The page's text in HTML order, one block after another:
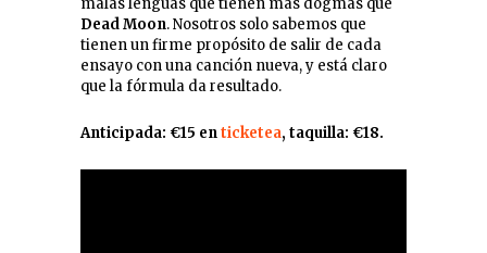
malas lenguas que tienen más dogmas que
Dead Moon. Nosotros solo sabemos que
tienen un firme propósito de salir de cada
ensayo con una canción nueva, y está claro
que la fórmula da resultado.
Anticipada: €15 enticketea, taquilla: €18.